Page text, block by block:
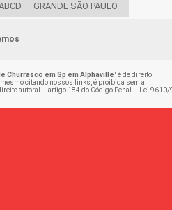
GRANDE SÃO PAULO
Churrasco em Sp em Alphaville" é de direito
citando nossos links, é proibida sem a
autoral – artigo 184 do Código Penal –
Lei 9610/